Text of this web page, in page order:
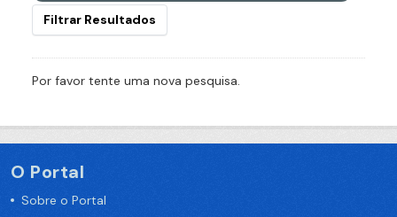
Filtrar Resultados
Por favor tente uma nova pesquisa.
O Portal
Sobre o Portal